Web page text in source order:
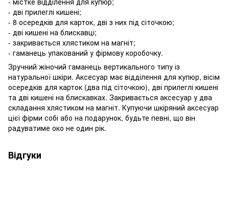
- дві прилеглі кишені;
- 8 осередків для карток, дві з них під сіточкою;
- дві кишені на блискавці;
- закривається хлястиком на магніт;
- гаманець упакований у фірмову коробочку.
Зручний жіночий гаманець вертикального типу із
натуральної шкіри. Аксесуар має відділення для купюр, вісім
осередків для карток (два під сіточкою), дві прилеглі кишені
та дві кишені на блискавках. Закривається аксесуар у два
складання хлястиком на магніт. Купуючи шкіряний аксесуар
цієї фірми собі або на подарунок, будьте певні, що він
радуватиме око не один рік.
Відгуки